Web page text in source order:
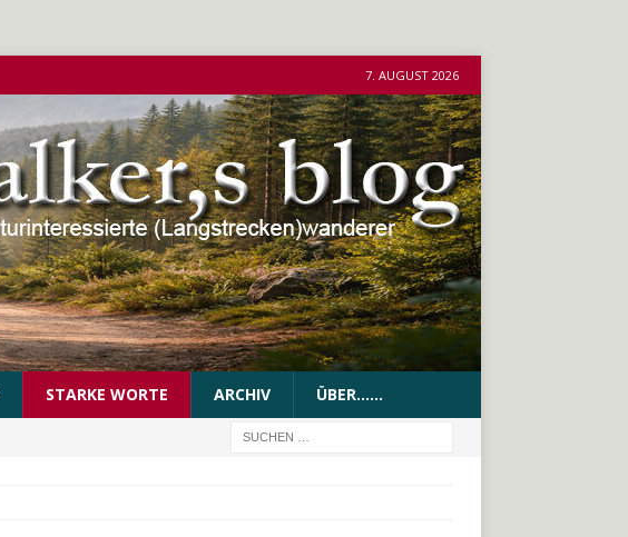
7. AUGUST 2026
STARKE WORTE ARCHIV ÜBER……